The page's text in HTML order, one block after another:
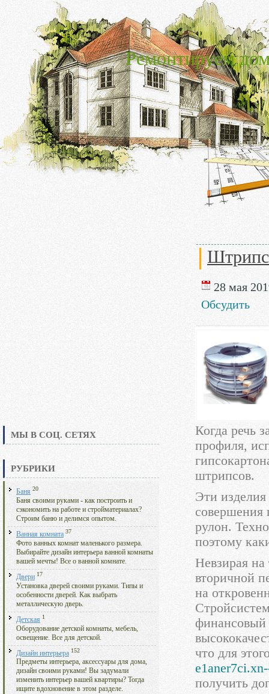
Ремонтируем
МЫ В СОЦ. СЕТЯХ
РУБРИКИ
Баня 20
Баня своими руками - как построить и
сэкономить на работе и стройматериалах?
Строим баню и делимся опытом.
Ванная комната 37
Фото ванных комнат маленького размера.
Выбирайте дизайн интерьера ванной комнаты
вашей мечты! Все о ванной комнате.
Двери 17
Установка дверей своими руками. Типы и
особенности дверей. Как выбрать
металлическую дверь.
Детская 1
Оборудование детской комнаты, мебель,
освещение. Все для детской.
Дизайн интерьера 152
Предметы интерьера, аксессуары для дома,
дизайн своими руками! Вы задумали
изменить интерьер вашей квартиры? Тогда
ищите вдохновение в этом разделе.
28 мая
Обсудить
Когда речь
профиля,
штрипсов.
Эти
совершения
рулон.
поэтому
Невзирая
вторичной
на
финансовый
что для
получить